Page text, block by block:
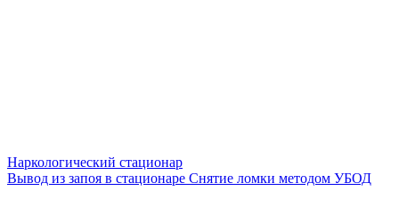
Наркологический стационар
Вывод из запоя в стационаре Снятие ломки методом УБОД